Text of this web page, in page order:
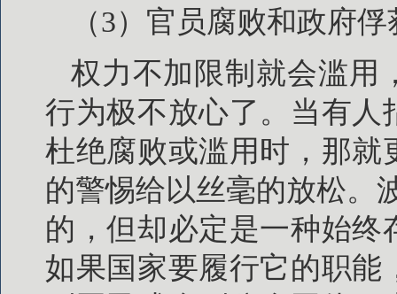
（3）官员腐败和政府
权力不加限制就会滥用
行为极不放心了。当有人
杜绝腐败或滥用时，那就
的警惕给以丝毫的放松。
的，但却必定是一种始
如果国家要履行它的职